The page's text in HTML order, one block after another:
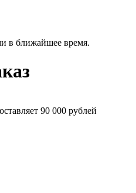
в ближайшее время.
90 000 рублей